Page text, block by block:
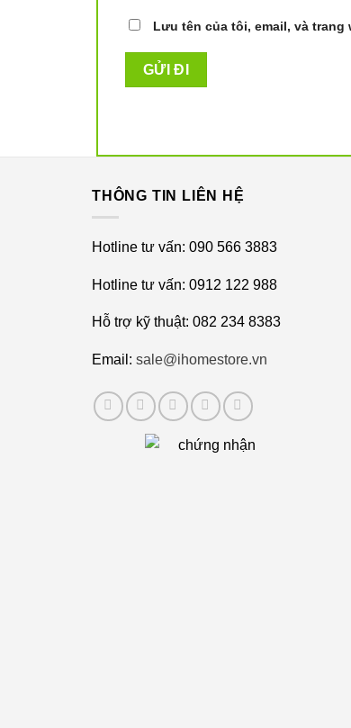
Lưu tên của tôi, email, và
THÔNG TIN LIÊN HỆ
Hotline tư vấn: 090 566 3883
Hotline tư vấn: 0912 122 988
Hỗ trợ kỹ thuật: 082 234 8383
Email: sale@ihomestore.vn